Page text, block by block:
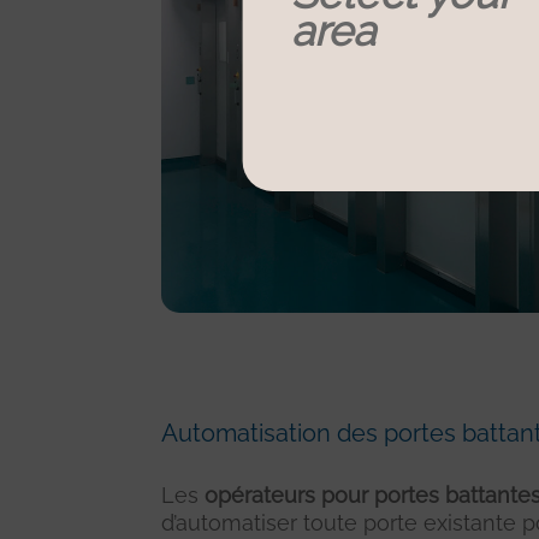
Automatisation des portes
Les opérateurs pour portes
d’automatiser toute porte existante
area